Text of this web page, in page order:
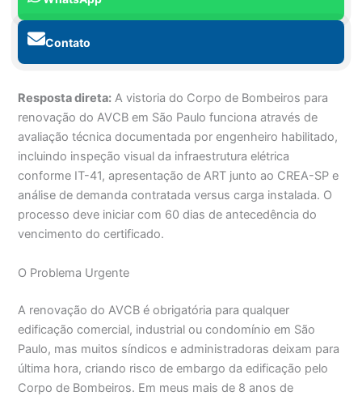
Contato
Resposta direta: A vistoria do Corpo de Bombeiros para
renovação do AVCB em São Paulo funciona através de
avaliação técnica documentada por engenheiro habilitado,
incluindo inspeção visual da infraestrutura elétrica
conforme IT-41, apresentação de ART junto ao CREA-SP e
análise de demanda contratada versus carga instalada. O
processo deve iniciar com 60 dias de antecedência do
vencimento do certificado.
O Problema Urgente
A renovação do AVCB é obrigatória para qualquer
edificação comercial, industrial ou condomínio em São
Paulo, mas muitos síndicos e administradoras deixam para
última hora, criando risco de embargo da edificação pelo
Corpo de Bombeiros. Em meus mais de 8 anos de